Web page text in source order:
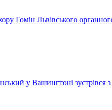
Гомін Львівського
у Вашингтоні